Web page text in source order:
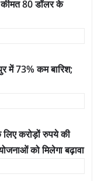
कीमत 80 डॉलर के
में 73% कम बारिश;
लिए करोड़ों रुपये की
को मिलेगा बढ़ावा